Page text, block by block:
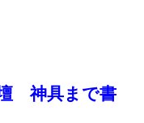
神具まで書